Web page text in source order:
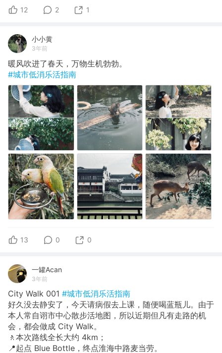
12 2 1
小小黄
3年前
暖风吹进了春天，万物生机勃勃。
#城市低消乐活指南
13 0 0
一罐Acan
3年前
City Walk 001 #城市低消乐活指南
好久没去静安了，今天请病假去上课，随便喝蓝瓶儿。由于
本人常自诩市中心散步活地图，所以近期但凡有走路的机
会，都会做成 City Walk。
🚶本次路线全长大约 4km；
📍起点 Blue Bottle，终点淮海中路麦当劳。